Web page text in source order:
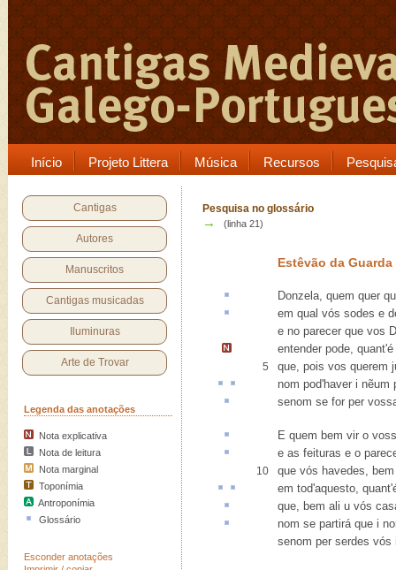
Início Projeto Littera Música Recursos
Cantigas
Autores
Manuscritos
Cantigas musicadas
Iluminuras
Arte de Trovar
Legenda das anotações
Nota explicativa
Nota de leitura
Nota marginal
Toponímia
Antroponímia
Glossário
Esconder anotações
Pesquisa no glossário
→ (linha 21)
Estêvão da Guarda
Donzela, quem quer
em qual vós sodes e
e no parecer que vos
entender pode,
5
que, pois vos querem
nom pod'haver i nẽum
senom se for per
E quem bem vir o
e as feituras e o
10
que vós havedes,
em tod'aquesto,
que, bem ali u vós
nom se partiráque i
senom per serdes vós